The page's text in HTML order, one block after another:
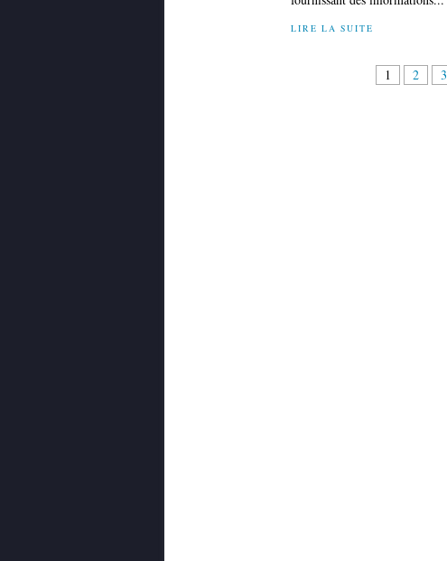
LIRE LA SUITE
1 2 3